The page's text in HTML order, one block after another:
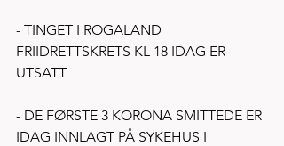
- TINGET I ROGALAND
FRIIDRETTSKRETS KL 18 IDAG ER
UTSATT
- DE FØRSTE 3 KORONA SMITTEDE ER
IDAG INNLAGT PÅ SYKEHUS I